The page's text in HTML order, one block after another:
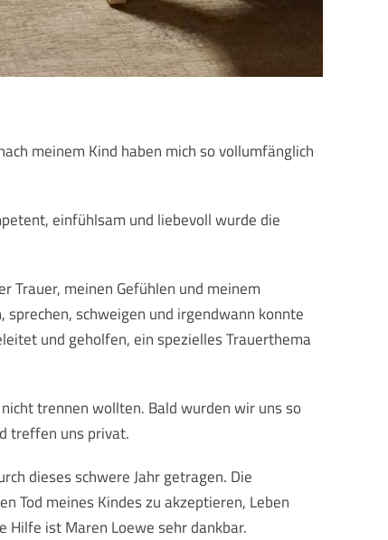
meinem Kind haben mich so vollumfänglich
einfühlsam und liebevoll wurde die
Trauer, meinen Gefühlen und meinem
schweigen und irgendwann konnte
und geholfen, ein spezielles Trauerthema
trennen wollten. Bald wurden wir uns so
treffen uns privat.
dieses schwere Jahr getragen. Die
Tod meines Kindes zu akzeptieren, Leben
Hilfe ist Maren Loewe sehr dankbar.